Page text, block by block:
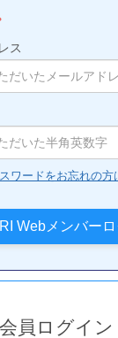
ス
ワードをお忘れの方
員ログイン